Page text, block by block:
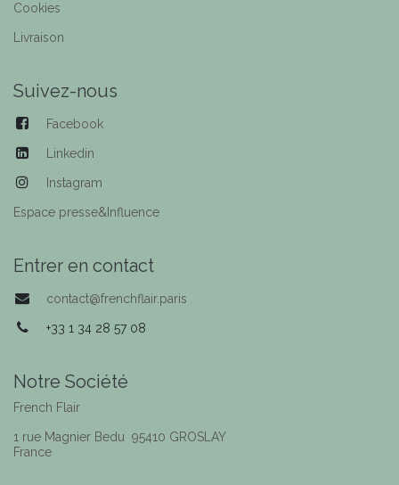
Cookies
Livraison
Suivez-nous
Facebook
Linkedin
Instagram
Espace presse&Influence
Entrer en contact
contact@frenchflair.paris
+33 1 34 28 57 08
Notre Société
French Flair
1​ rue Magnier Bedu 95410 GROSLAY
France